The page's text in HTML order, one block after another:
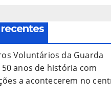
Voluntários da Guarda
anos de história com
a acontecerem no